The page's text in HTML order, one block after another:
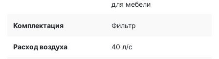
для мебели
Комплектация Фильтр
Расход воздуха 40 л/с